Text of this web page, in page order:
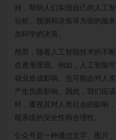
持，帮助人们实现自己的人工
分析、预测和决策等方面的服
加科学的决策。
然而，随着人工智能技术的不
也逐渐显现。例如，人工智能
就业造成影响。也可能会对人
产生负面影响。因此，我们应
时，重视其对人类社会的影响
能系统的安全性和合理性。
公众号是一种通过文字、图片